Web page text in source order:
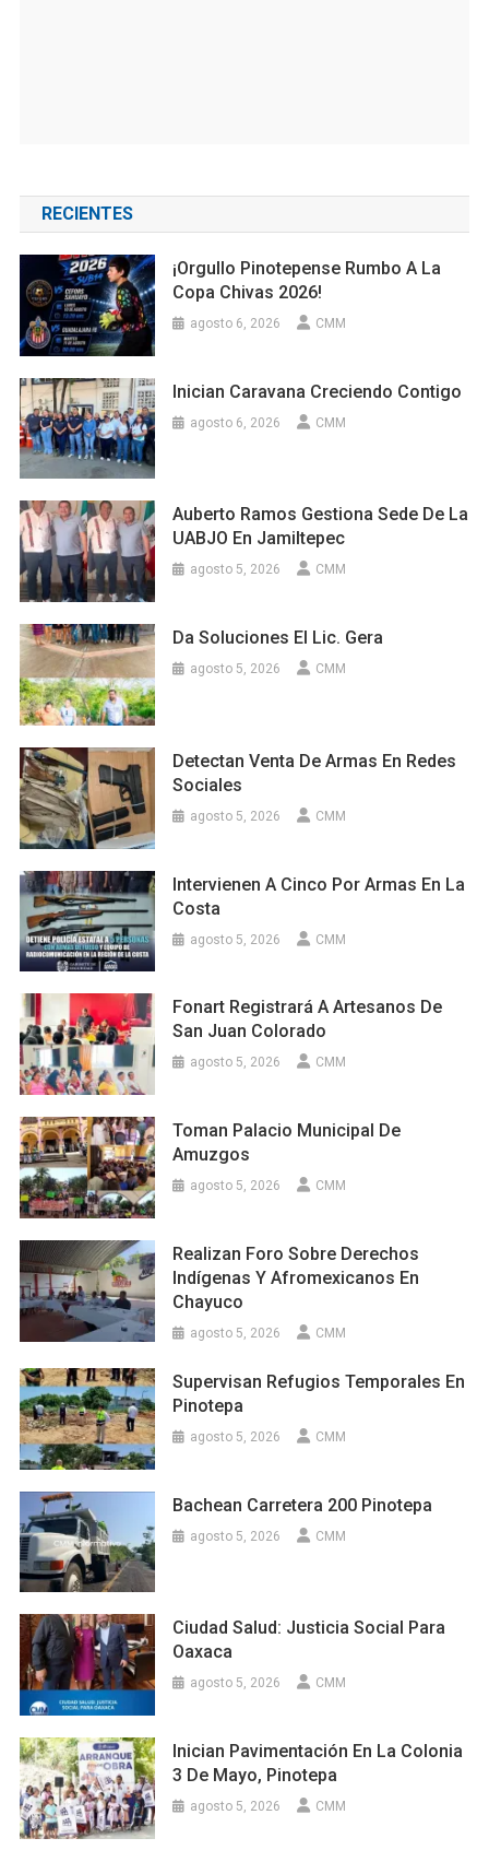
RECIENTES
¡Orgullo Pinotepense Rumbo A La
Copa Chivas 2026!
agosto 6, 2026 CMM
Inician Caravana Creciendo Contigo
agosto 6, 2026 CMM
Auberto Ramos Gestiona Sede De La
UABJO En Jamiltepec
agosto 5, 2026 CMM
Da Soluciones El Lic. Gera
agosto 5, 2026 CMM
Detectan Venta De Armas En Redes
Sociales
agosto 5, 2026 CMM
Intervienen A Cinco Por Armas En La
Costa
agosto 5, 2026 CMM
Fonart Registrará A Artesanos De
San Juan Colorado
agosto 5, 2026 CMM
Toman Palacio Municipal De
Amuzgos
agosto 5, 2026 CMM
Realizan Foro Sobre Derechos
Indígenas Y Afromexicanos En
Chayuco
agosto 5, 2026 CMM
Supervisan Refugios Temporales En
Pinotepa
agosto 5, 2026 CMM
Bachean Carretera 200 Pinotepa
agosto 5, 2026 CMM
Ciudad Salud: Justicia Social Para
Oaxaca
agosto 5, 2026 CMM
Inician Pavimentación En La Colonia
3 De Mayo, Pinotepa
agosto 5, 2026 CMM